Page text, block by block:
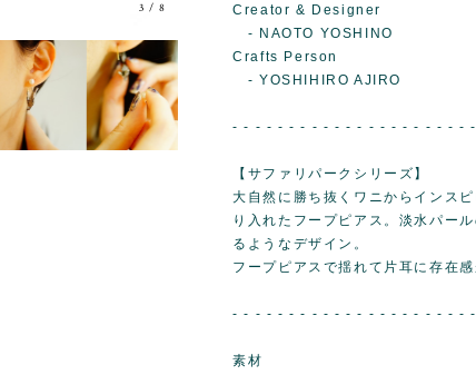
3 /8
Creator & Designer
- NAOTO YOSHINO
Crafts Person
- YOSHIHIRO AJIRO
- - - - - - - - - - - - - - - - - - - - -
【サファリパークシリーズ】
大自然に勝ち抜くワニからインス
り入れたフープピアス。淡水パー
るようなデザイン。
フープピアスで揺れて片耳に存在感
- - - - - - - - - - - - - - - - - - - - -
素材